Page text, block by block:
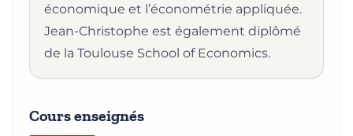
économique et l’économétrie appliquée.
Jean-Christophe est également diplômé
de la Toulouse School of Economics.
Cours enseignés